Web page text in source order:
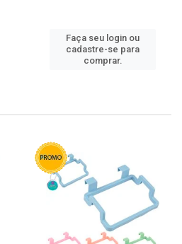
Faça seu login ou
cadastre-se para
comprar.